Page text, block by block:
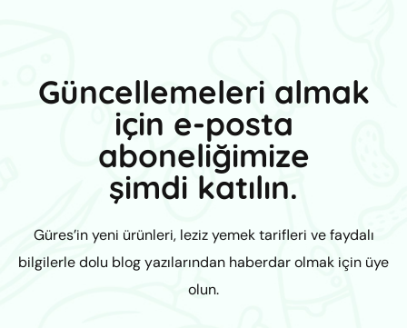
Güncellemeleri almak
için e-posta
aboneliğimize
şimdi katılın.
Güres’in yeni ürünleri, leziz yemek tarifleri ve faydalı
bilgilerle dolu blog yazılarından haberdar olmak için üye
olun.